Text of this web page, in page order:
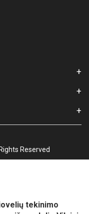
Reserved
tekinimo